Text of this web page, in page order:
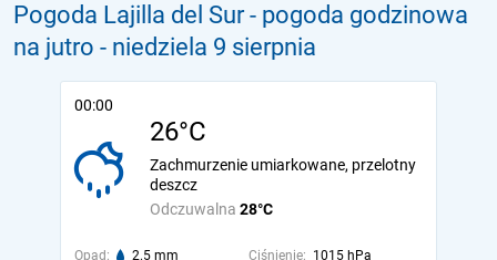
Pogoda Lajilla del Sur - pogoda godzinowa
na jutro - niedziela 9 sierpnia
00:00
26°C
Odczuwalna 28°C
Zachmurzenie umiarkowane, przelotny
deszcz
Opad: 2.5 mm Ciśnienie: 1015 hPa